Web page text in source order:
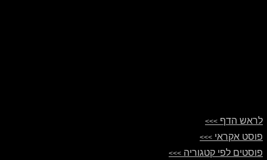
לראש הדף >>>
פוסט אקראי >>>
פוסטים לפי קטגוריה >>>